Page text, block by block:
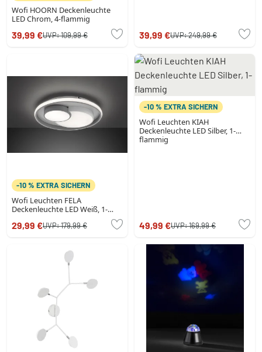
Wofi HOORN Deckenleuchte
LED Chrom, 4-flammig
39,99 €UVP:109,99 € 39,99 €UVP:249,99 €
-10 % EXTRA SICHERN
Wofi Leuchten FELA
Deckenleuchte LED Weiß, 1-
29,99 €UVP:179,99 €
-10 % EXTRA SICHERN
Wofi Leuchten KIAH
Deckenleuchte LED Silber, 1-
flammig
49,99 €UVP:169,99 €